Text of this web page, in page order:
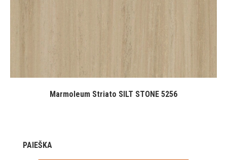
Marmoleum Striato SILT STONE 5256
PAIEŠKA